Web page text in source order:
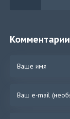
Комментарии